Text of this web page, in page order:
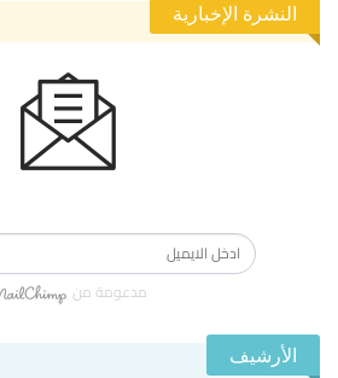
النشرة الإخبارية
مدعومة من
الأرشيف